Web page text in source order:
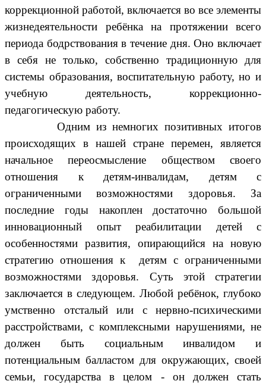
коррекционной работой, включается во все элементы
жизнедеятельности ребёнка на протяжении всего
периода бодрствования в течение дня. Оно включает
в себя не только, собственно традиционную для
системы образования, воспитательную работу, но и
учебную деятельность, коррекционно-
педагогическую работу.
Одним из немногих позитивных итогов
происходящих в нашей стране перемен, является
начальное переосмысление обществом своего
отношения к детям-инвалидам, детям с
ограниченными возможностями здоровья. За
последние годы накоплен достаточно большой
инновационный опыт реабилитации детей с
особенностями развития, опирающийся на новую
стратегию отношения к детям с ограниченными
возможностями здоровья. Суть этой стратегии
заключается в следующем. Любой ребёнок, глубоко
умственно отсталый или с нервно-психическими
расстройствами, с комплексными нарушениями, не
должен быть социальным инвалидом и
потенциальным балластом для окружающих, своей
семьи, государства в целом - он должен стать